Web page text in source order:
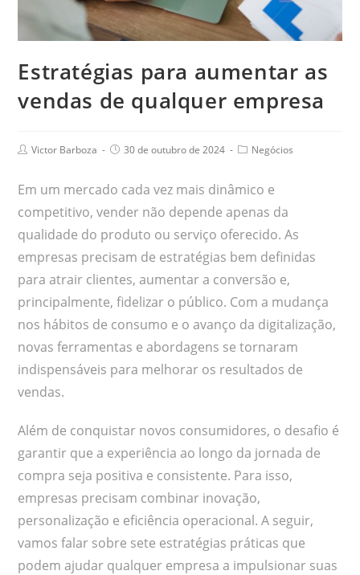
Estratégias para aumentar as
vendas de qualquer empresa
Victor Barboza 30 de outubro de 2024 Negócios
Em um mercado cada vez mais dinâmico e
competitivo, vender não depende apenas da
qualidade do produto ou serviço oferecido. As
empresas precisam de estratégias bem definidas
para atrair clientes, aumentar a conversão e,
principalmente, fidelizar o público. Com a mudança
nos hábitos de consumo e o avanço da digitalização,
novas ferramentas e abordagens se tornaram
indispensáveis para melhorar os resultados de
vendas.
Além de conquistar novos consumidores, o desafio é
garantir que a experiência ao longo da jornada de
compra seja positiva e consistente. Para isso,
empresas precisam combinar inovação,
personalização e eficiência operacional. A seguir,
vamos falar sobre sete estratégias práticas que
podem ajudar qualquer empresa a impulsionar suas